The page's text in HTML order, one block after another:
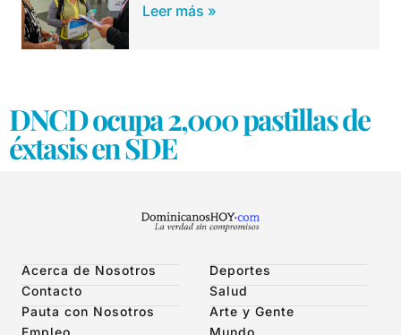
Leer más »
DNCD ocupa 2,000 pastillas de
éxtasis en SDE
Acerca de Nosotros
Contacto
Pauta con Nosotros
Empleo
Deportes
Salud
Arte y Gente
Mundo